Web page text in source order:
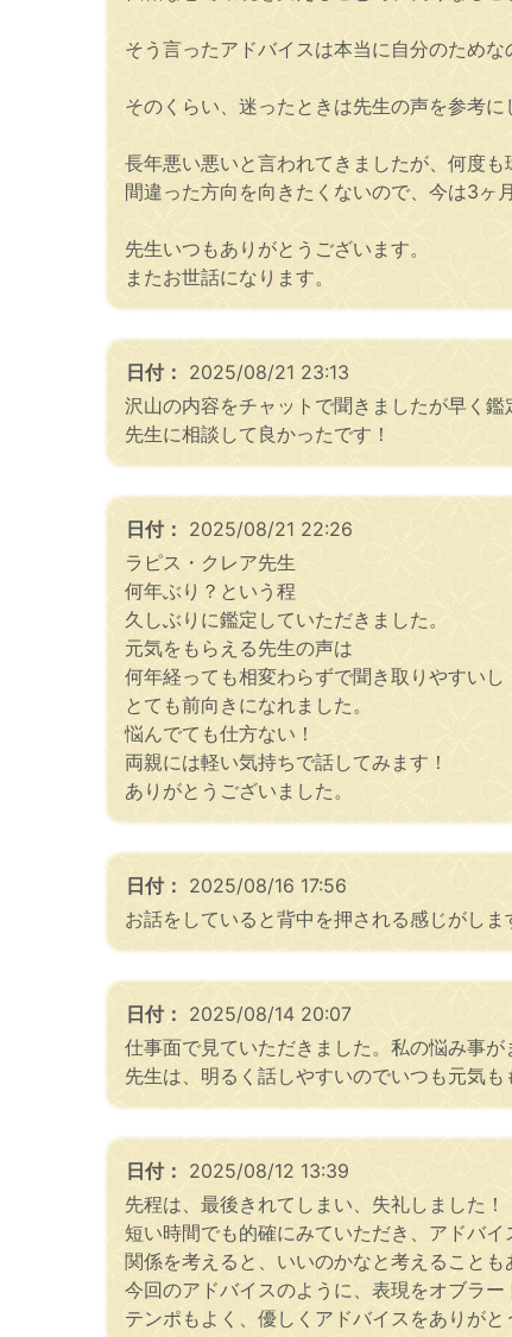
そう言ったアドバイスは本当に自分のため
そのくらい、迷ったときは先生の声を参考に
長年悪い悪いと言われてきましたが、何度
間違った方向を向きたくないので、今は3ヶ
先生いつもありがとうございます。
またお世話になります。
日付： 2025/08/21 23:13
沢山の内容をチャットで聞きましたが早く
先生に相談して良かったです！
日付： 2025/08/21 22:26
ラピス・クレア先生
何年ぶり？という程
久しぶりに鑑定していただきました。
元気をもらえる先生の声は
何年経っても相変わらずで聞き取りやすいし
とても前向きになれました。
悩んでても仕方ない！
両親には軽い気持ちで話してみます！
ありがとうございました。
日付： 2025/08/16 17:56
お話をしていると背中を押される感じがし
日付： 2025/08/14 20:07
仕事面で見ていただきました。私の悩み事
先生は、明るく話しやすいのでいつも元気
日付： 2025/08/12 13:39
先程は、最後きれてしまい、失礼しました！
短い時間でも的確にみていただき、アドバ
関係を考えると、いいのかなと考えることも
今回のアドバイスのように、表現をオブラ
テンポもよく、優しくアドバイスをありがと